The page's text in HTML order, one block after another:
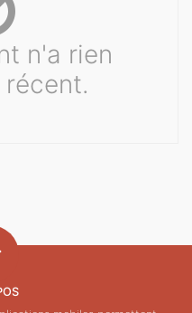
n'a rien